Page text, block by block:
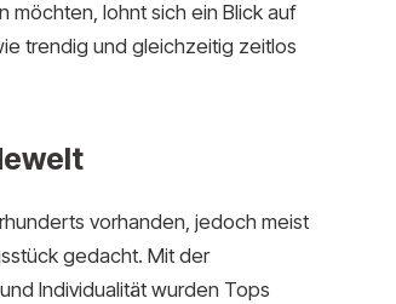
möchten, lohnt sich ein Blick auf
trendig und gleichzeitig zeitlos
vorhanden, jedoch meist
gedacht. Mit der
Individualität wurden Tops